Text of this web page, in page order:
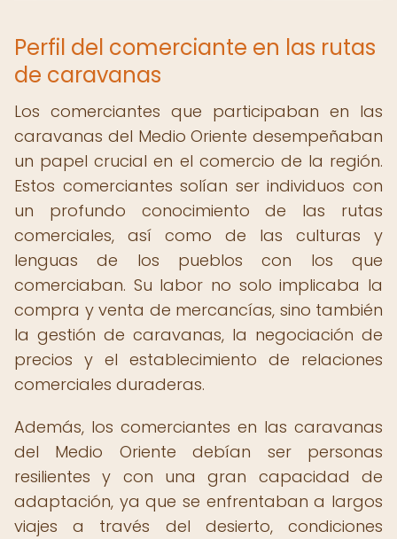
Perfil del comerciante en las rutas
de caravanas
Los comerciantes que participaban en las
caravanas del Medio Oriente desempeñaban
un papel crucial en el comercio de la región.
Estos comerciantes solían ser individuos con
un profundo conocimiento de las rutas
comerciales, así como de las culturas y
lenguas de los pueblos con los que
comerciaban. Su labor no solo implicaba la
compra y venta de mercancías, sino también
la gestión de caravanas, la negociación de
precios y el establecimiento de relaciones
comerciales duraderas.
Además, los comerciantes en las caravanas
del Medio Oriente debían ser personas
resilientes y con una gran capacidad de
adaptación, ya que se enfrentaban a largos
viajes a través del desierto, condiciones